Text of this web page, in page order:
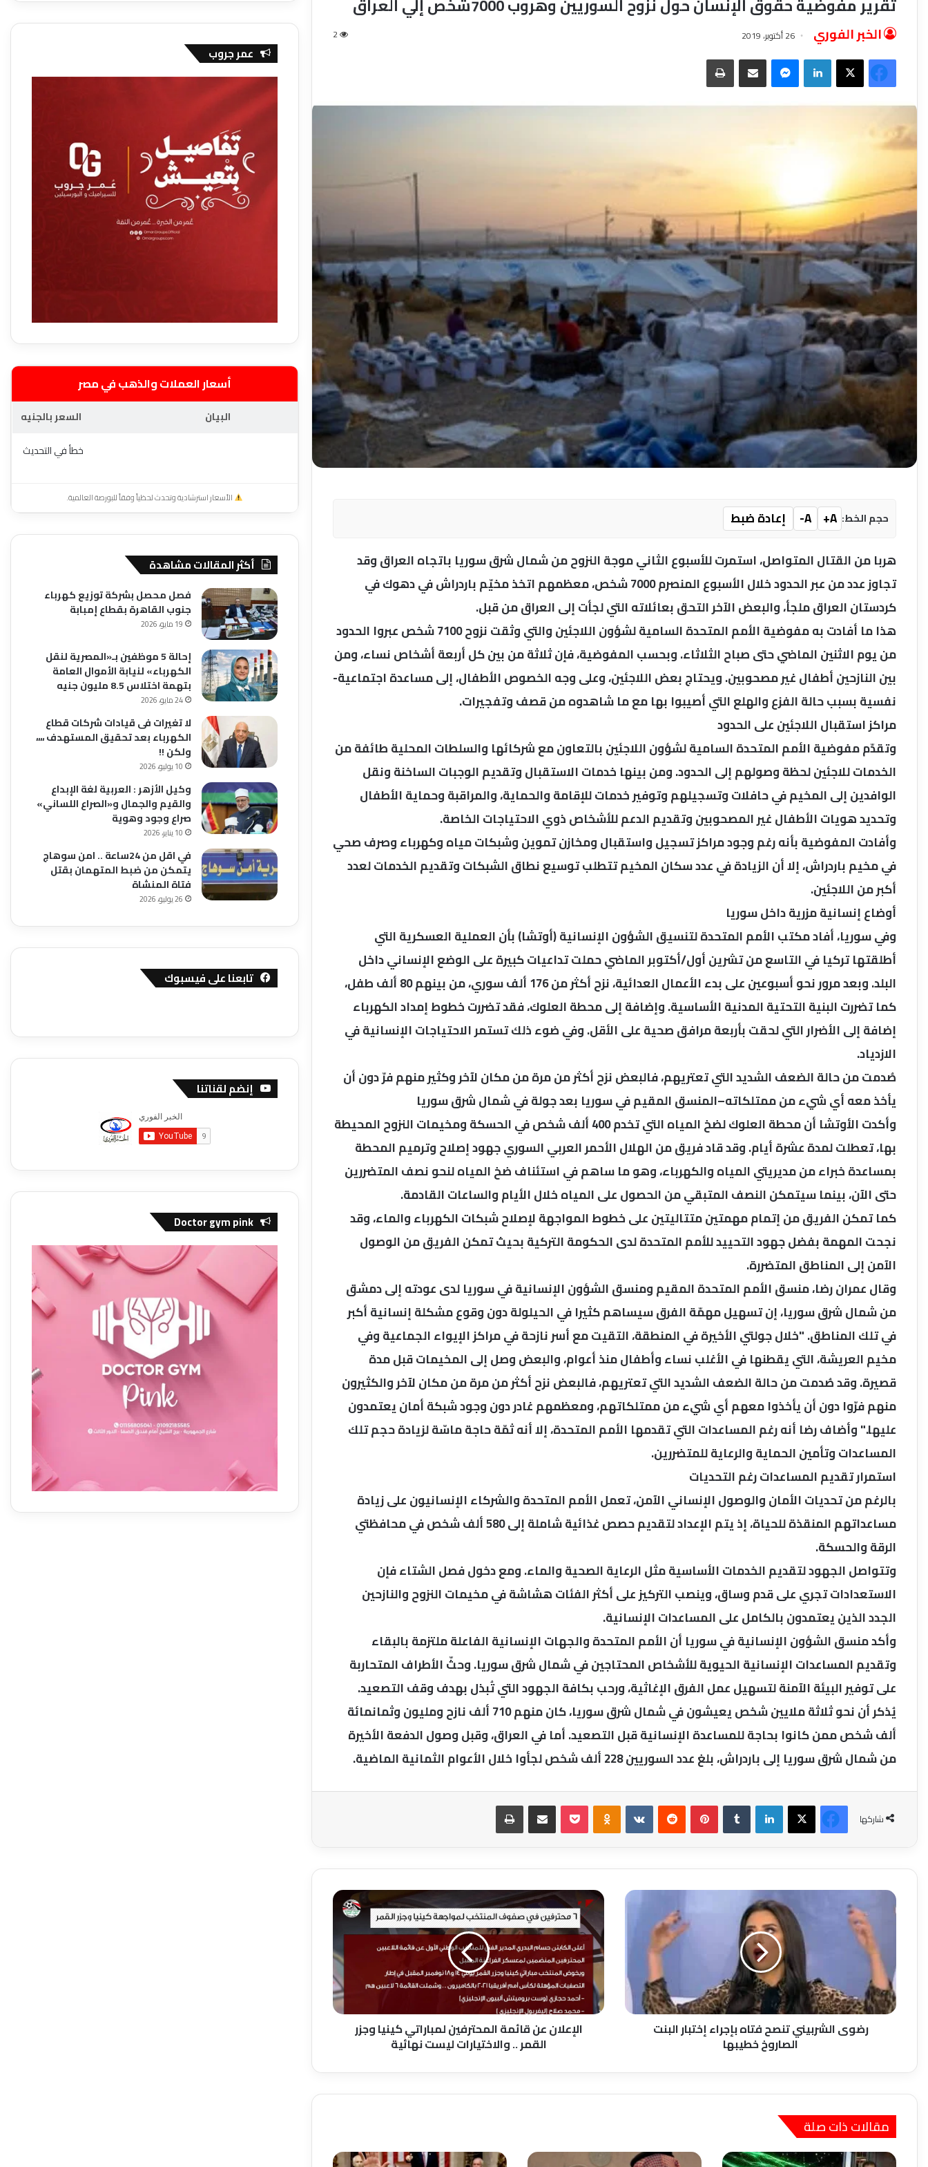
الخبر الفوري 26 أكتوبر، 2019 2
فيسبوك‫X لينكدإن ماسنجر مشاركة عبر البريد طباعة
حجم الخط: A+
A-
إعادة ضبط
هربا من القتال المتواصل، استمرت للأسبوع الثاني موجة النزوح من شمال شرق سوريا باتجاه العراق وقد
تجاوز عدد من عبر الحدود خلال الأسبوع المنصرم 7000 شخص، معظمهم اتخذ مخيّم باردراش في دهوك في
كردستان العراق ملجأ، والبعض الآخر التحق بعائلاته التي لجأت إلى العراق من قبل.
هذا ما أفادت به مفوضية الأمم المتحدة السامية لشؤون اللاجئين والتي وثقت نزوح 7100 شخص عبروا الحدود
من يوم الاثنين الماضي حتى صباح الثلاثاء. وبحسب المفوضية، فإن ثلاثة من بين كل أربعة أشخاص نساء، ومن
بين النازحين أطفال غير مصحوبين. ويحتاج بعض اللاجئين، وعلى وجه الخصوص الأطفال، إلى مساعدة اجتماعية-
نفسية بسبب حالة الفزع والهلع التي أصيبوا بها مع ما شاهدوه من قصف وتفجيرات.
مراكز استقبال اللاجئين على الحدود
وتقدّم مفوضية الأمم المتحدة السامية لشؤون اللاجئين بالتعاون مع شركائها والسلطات المحلية طائفة من
الخدمات للاجئين لحظة وصولهم إلى الحدود. ومن بينها خدمات الاستقبال وتقديم الوجبات الساخنة ونقل
الوافدين إلى المخيم في حافلات وتسجيلهم وتوفير خدمات للإقامة والحماية، والمراقبة وحماية الأطفال
وتحديد هويات الأطفال غير المصحوبين وتقديم الدعم للأشخاص ذوي الاحتياجات الخاصة.
وأفادت المفوضية بأنه رغم وجود مراكز تسجيل واستقبال ومخازن تموين وشبكات مياه وكهرباء وصرف صحي
في مخيم باردراش، إلا أن الزيادة في عدد سكان المخيم تتطلب توسيع نطاق الشبكات وتقديم الخدمات لعدد
أكبر من اللاجئين.
أوضاع إنسانية مزرية داخل سوريا
وفي سوريا، أفاد مكتب الأمم المتحدة لتنسيق الشؤون الإنسانية (أوتشا) بأن العملية العسكرية التي
أطلقتها تركيا في التاسع من تشرين أول/أكتوبر الماضي حملت تداعيات كبيرة على الوضع الإنساني داخل
البلد. وبعد مرور نحو أسبوعين على بدء الأعمال العدائية، نزح أكثر من 176 ألف سوري، من بينهم 80 ألف طفل،
كما تضررت البنية التحتية المدنية الأساسية. وإضافة إلى محطة العلوك، فقد تضررت خطوط إمداد الكهرباء
إضافة إلى الأضرار التي لحقت بأربعة مرافق صحية على الأقل. وفي ضوء ذلك تستمر الاحتياجات الإنسانية في
الازدياد.
صُدمت من حالة الضعف الشديد التي تعتريهم، فالبعض نزح أكثر من مرة من مكان لآخر وكثير منهم فرّ دون أن
يأخذ معه أي شيء من ممتلكاته–المنسق المقيم في سوريا بعد جولة في شمال شرق سوريا
وأكدت الأوتشا أن محطة العلوك لضخ المياه التي تخدم 400 ألف شخص في الحسكة ومخيمات النزوح المحيطة
بها، تعطلت لمدة عشرة أيام. وقد قاد فريق من الهلال الأحمر العربي السوري جهود إصلاح وترميم المحطة
بمساعدة خبراء من مديريتي المياه والكهرباء، وهو ما ساهم في استئناف ضخ المياه لنحو نصف المتضررين
حتى الآن، بينما سيتمكن النصف المتبقي من الحصول على المياه خلال الأيام والساعات القادمة.
كما تمكن الفريق من إتمام مهمتين متتاليتين على خطوط المواجهة لإصلاح شبكات الكهرباء والماء، وقد
نجحت المهمة بفضل جهود التحييد للأمم المتحدة لدى الحكومة التركية بحيث تمكن الفريق من الوصول
الآمن إلى المناطق المتضررة.
وقال عمران رضا، منسق الأمم المتحدة المقيم ومنسق الشؤون الإنسانية في سوريا لدى عودته إلى دمشق
من شمال شرق سوريا، إن تسهيل مهمّة الفرق سيساهم كثيرا في الحيلولة دون وقوع مشكلة إنسانية أكبر
في تلك المناطق. "خلال جولتي الأخيرة في المنطقة، التقيت مع أسر نازحة في مراكز الإيواء الجماعية وفي
مخيم العريشة، التي يقطنها في الأغلب نساء وأطفال منذ أعوام، والبعض وصل إلى المخيمات قبل مدة
قصيرة. وقد صُدمت من حالة الضعف الشديد التي تعتريهم، فالبعض نزح أكثر من مرة من مكان لآخر والكثيرون
منهم فرّوا دون أن يأخذوا معهم أي شيء من ممتلكاتهم، ومعظمهم غادر دون وجود شبكة أمان يعتمدون
عليها." وأضاف رضا أنه رغم المساعدات التي تقدمها الأمم المتحدة، إلا أنه ثمّة حاجة ماسّة لزيادة حجم تلك
المساعدات وتأمين الحماية والرعاية للمتضررين.
استمرار تقديم المساعدات رغم التحديات
بالرغم من تحديات الأمان والوصول الإنساني الآمن، تعمل الأمم المتحدة والشركاء الإنسانيون على زيادة
مساعداتهم المنقذة للحياة، إذ يتم الإعداد لتقديم حصص غذائية شاملة إلى 580 ألف شخص في محافظتي
الرقة والحسكة.
وتتواصل الجهود لتقديم الخدمات الأساسية مثل الرعاية الصحية والماء. ومع دخول فصل الشتاء فإن
الاستعدادات تجري على قدم وساق، وينصب التركيز على أكثر الفئات هشاشة في مخيمات النزوح والنازحين
الجدد الذين يعتمدون بالكامل على المساعدات الإنسانية.
وأكد منسق الشؤون الإنسانية في سوريا أن الأمم المتحدة والجهات الإنسانية الفاعلة ملتزمة بالبقاء
وتقديم المساعدات الإنسانية الحيوية للأشخاص المحتاجين في شمال شرق سوريا. وحثّ الأطراف المتحاربة
على توفير البيئة الآمنة لتسهيل عمل الفرق الإغاثية، ورحب بكافة الجهود التي تُبذل بهدف وقف التصعيد.
يُذكر أن نحو ثلاثة ملايين شخص يعيشون في شمال شرق سوريا، كان منهم 710 ألف نازح ومليون وثمانمائة
ألف شخص ممن كانوا بحاجة للمساعدة الإنسانية قبل التصعيد. أما في العراق، وقبل وصول الدفعة الأخيرة
من شمال شرق سوريا إلى باردراش، بلغ عدد السوريين 228 ألف شخص لجأوا خلال الأعوام الثمانية الماضية.
شاركها
فيسبوك‫X لينكدإن بينتيريست Odnoklassniki
‫Pocket مشاركة عبر البريد طباعة
رضوى
الشربيني
بإجراء
إختبار
البنت
الصاروخ
خطيبها
رضوى الشربيني تنصح فتاه بإجراء إختبار البنت
الصاروخ خطيبها
الإعلان
عن
قائمة
المحترفين
لمباراتي
كينيا
وجزر
القمر
..
والاختياراتالإعلان عن قائمة المحترفين لمباراتي كينيا وجزر
القمر .. والاختيارات ليست نهائية
مقالات ذات صلة
عمر جروب
أسعار العملات والذهب في مصر
البيان
السعر بالجنيه
خطأ في التحديث
الأسعار استرشادية وتحدث لحظياً وفقاً للبورصة العالمية.
أكثر المقالات مشاهدة
فصل محصل بشركة توزيع كهرباء
جنوب القاهرة بقطاع إمبابة
19 مايو، 2026
إحالة 5 موظفين بـ«المصرية لنقل
الكهرباء» لنيابة الأموال العامة
بتهمة اختلاس 8.5 مليون جنيه
24 مايو، 2026
لا تغيرات فى قيادات شركات قطاع
الكهرباء بعد تحقيق المستهدف ،،،،
ولكن !!
10 يوليو، 2026
وكيل الأزهر : العربية لغة الإبداع
والقيم والجمال و«الصراع اللساني»
صراع وجود وهوية
10 يناير، 2026
في اقل من 24ساعة .. امن سوهاج
يتمكن من ضبط المتهمان بقتل
فتاة المنشاة
26 يوليو، 2026
تابعنا على فيسبوك
إنضم لقناتنا
Doctor gym pink